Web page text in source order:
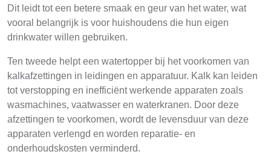
Dit leidt tot een betere smaak en geur van het water, wat
vooral belangrijk is voor huishoudens die hun eigen
drinkwater willen gebruiken.
Ten tweede helpt een watertopper bij het voorkomen van
kalkafzettingen in leidingen en apparatuur. Kalk kan leiden
tot verstopping en inefficiënt werkende apparaten zoals
wasmachines, vaatwasser en waterkranen. Door deze
afzettingen te voorkomen, wordt de levensduur van deze
apparaten verlengd en worden reparatie- en
onderhoudskosten verminderd.